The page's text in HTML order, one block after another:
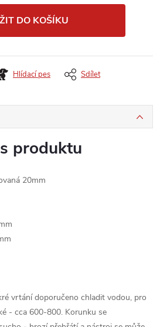
DO KOŠÍKU
Hlídací pes Sdílet
produktu
20mm
vrtání doporučeno chladit vodou, pro
- cca 600-800. Korunku se